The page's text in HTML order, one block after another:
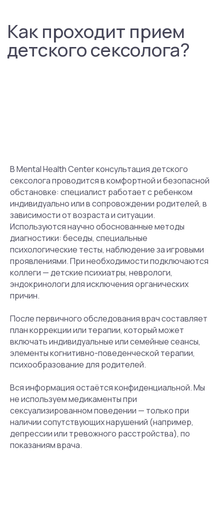
В Mental Health Center консультация детского
сексолога проводится в комфортной и безопасной
обстановке: специалист работает с ребенком
индивидуально или в сопровождении родителей, в
зависимости от возраста и ситуации.
Используются научно обоснованные методы
диагностики: беседы, специальные
психологические тесты, наблюдение за игровыми
проявлениями. При необходимости подключаются
коллеги — детские психиатры, неврологи,
эндокринологи для исключения органических
причин.
После первичного обследования врач составляет
план коррекции или терапии, который может
включать индивидуальные или семейные сеансы,
элементы когнитивно-поведенческой терапии,
психообразование для родителей.
Вся информация остаётся конфиденциальной. Мы
не используем медикаменты при
сексуализированном поведении — только при
наличии сопутствующих нарушений (например,
депрессии или тревожного расстройства), по
показаниям врача.
работы —
Отзывы
Лучшее подтверждение
качества нашей
от клиентов.
отзывы
Наши клиенты со временем становятся
нашими друзьями и с уверенностью
рекомендуют нас своим знакомым, что
является для нас лучшим подтверждением
высокого качества работы.